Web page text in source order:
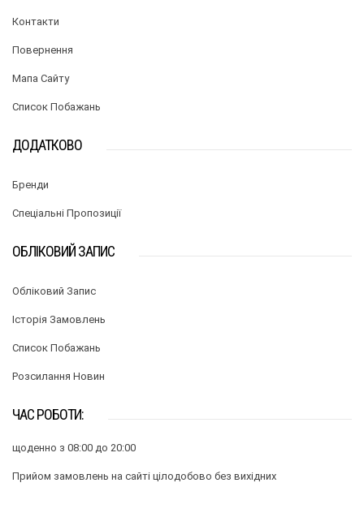
Контакти
Повернення
Мапа Сайту
Список Побажань
ДОДАТКОВО
Бренди
Спеціальні Пропозиції
ОБЛІКОВИЙ ЗАПИС
Обліковий Запис
Історія Замовлень
Список Побажань
Розсилання Новин
ЧАС РОБОТИ:
щоденно з 08:00 до 20:00
Прийом замовлень на сайті цілодобово без вихідних